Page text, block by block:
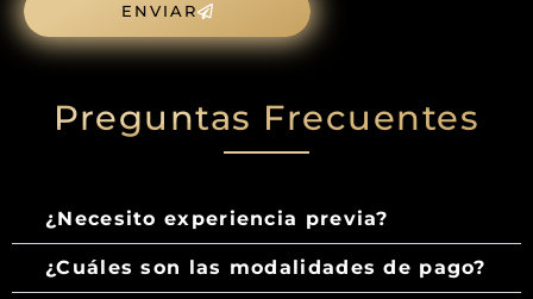
ENVIAR
Preguntas Frecuentes
¿Necesito experiencia previa?
¿Cuáles son las modalidades de pago?